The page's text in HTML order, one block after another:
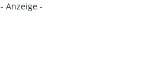
- Anzeige -